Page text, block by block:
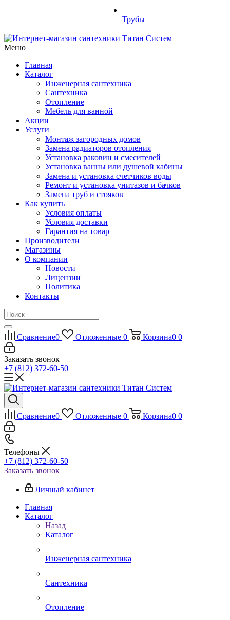
Трубы
Меню
Главная
Каталог
Инженерная сантехника
Сантехника
Отопление
Мебель для ванной
Акции
Услуги
Монтаж загородных домов
Замена радиаторов отопления
Установка раковин и смесителей
Установка ванны или душевой кабины
Замена и установка счетчиков воды
Ремонт и установка унитазов и бачков
Замена труб и стояков
Как купить
Условия оплаты
Условия доставки
Гарантия на товар
Производители
Магазины
О компании
Новости
Лицензии
Политика
Контакты
Сравнение0 Отложенные 0 Корзина0 0
Заказать звонок
+7 (812) 372-60-50
Сравнение0 Отложенные 0 Корзина0 0
Телефоны
+7 (812) 372-60-50
Заказать звонок
Личный кабинет
Главная
Каталог
Назад
Каталог
Инженерная сантехника
Сантехника
Отопление